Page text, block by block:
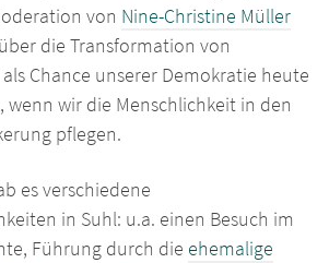
von Nine-Christine Müller
über die Transformation von
Chance unserer Demokratie heute
wenn wir die Menschlichkeit in den
pflegen.
es verschiedene
in Suhl: u.a. einen Besuch im
Führung durch die ehemalige